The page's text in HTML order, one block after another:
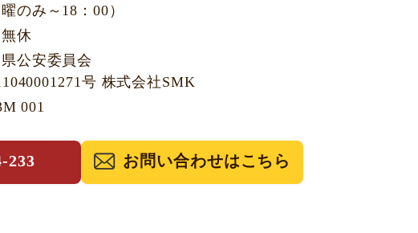
曜のみ～18：00）
休
公安委員会
号 株式会社SMK
001
233 お問い合わせはこちら